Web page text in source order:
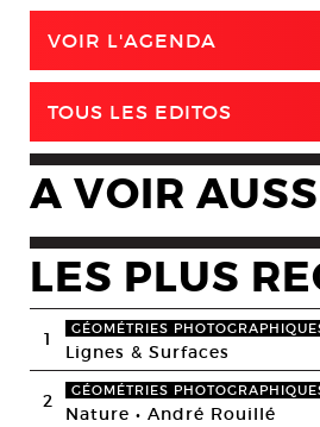
VOIR L'AGENDA
TOUS LES EDITOS
A VOIR
LES PLUS
1 GÉOMÉTRIES
Lignes & Surfaces
2 GÉOMÉTRIES
Nature • André Rouillé